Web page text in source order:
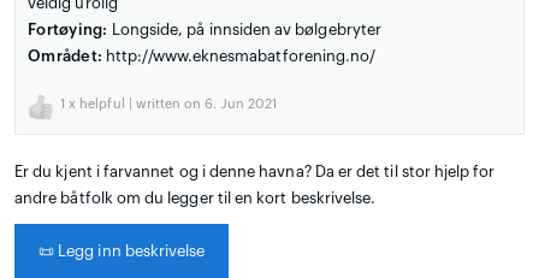
veldig urolig
Fortøying:
Longside, på innsiden av bølgebryter
Området: http://www.eknesmabatforening.no/
1 x helpful | written on 6. Jun 2021
Er du kjent i farvannet og i denne havna? Da er det til stor hjelp for
andre båtfolk om du legger til en kort beskrivelse.
📜 Legg inn beskrivelse